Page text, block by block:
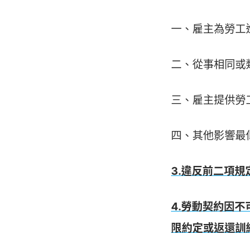
一、雇主為勞工
二、從事相同或
三、雇主提供勞
四、其他影響最
3.違反前二項規
4.勞動契約因不
限約定或返還訓